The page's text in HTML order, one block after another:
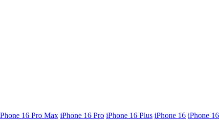
16 Pro Max iPhone 16 Pro iPhone 16 Plus iPhone 16 iPhone